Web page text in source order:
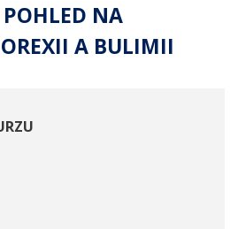
NA
A BULIMII